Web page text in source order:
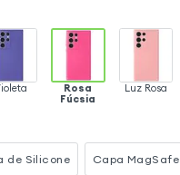
Rosa
Fúcsia
Luz Rosa
de Silicone Capa MagSafe